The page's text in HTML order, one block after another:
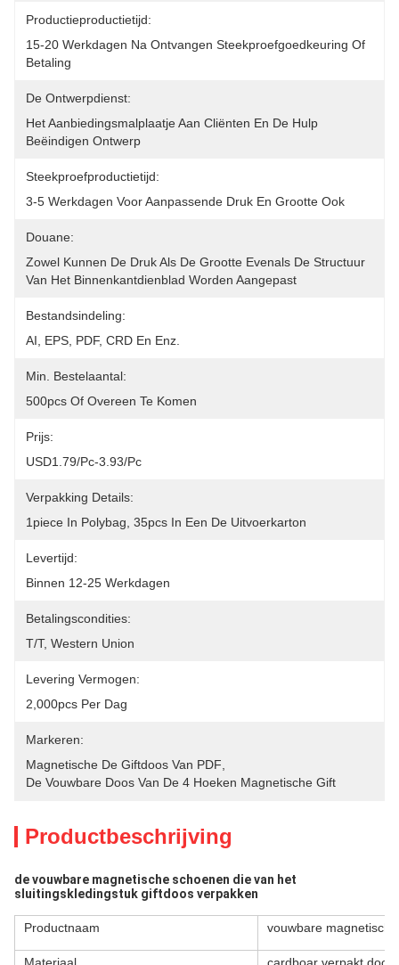
Productieproductietijd:
15-20 Werkdagen Na Ontvangen Steekproefgoedkeuring Of
Betaling
De Ontwerpdienst:
Het Aanbiedingsmalplaatje Aan Cliënten En De Hulp
Beëindigen Ontwerp
Steekproefproductietijd:
3-5 Werkdagen Voor Aanpassende Druk En Grootte Ook
Douane:
Zowel Kunnen De Druk Als De Grootte Evenals De Structuur
Van Het Binnenkantdienblad Worden Aangepast
Bestandsindeling:
AI, EPS, PDF, CRD En Enz.
Min. Bestelaantal:
500pcs Of Overeen Te Komen
Prijs:
USD1.79/pc-3.93/pc
Verpakking Details:
1piece In Polybag, 35pcs In Een De Uitvoerkarton
Levertijd:
Binnen 12-25 Werkdagen
Betalingscondities:
T/T, Western Union
Levering Vermogen:
2,000pcs Per Dag
Markeren:
Magnetische De Giftdoos Van PDF
De Vouwbare Doos Van De 4 Hoeken Magnetische Gift
Productbeschrijving
de vouwbare magnetische schoenen die van het
sluitingskledingstuk giftdoos verpakken
Productnaam vouwbare